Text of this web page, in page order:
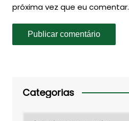
próxima vez que eu comentar.
Categorias